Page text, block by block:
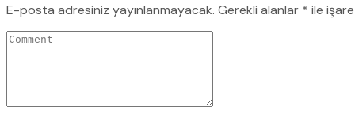
E-posta adresiniz yayınlanmayacak. Gerekli alanlar * ile